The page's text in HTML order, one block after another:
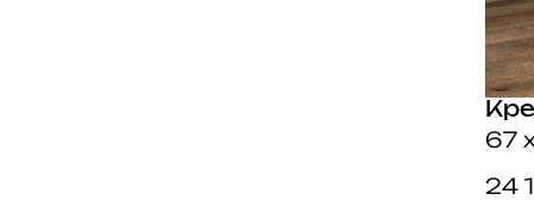
67
24